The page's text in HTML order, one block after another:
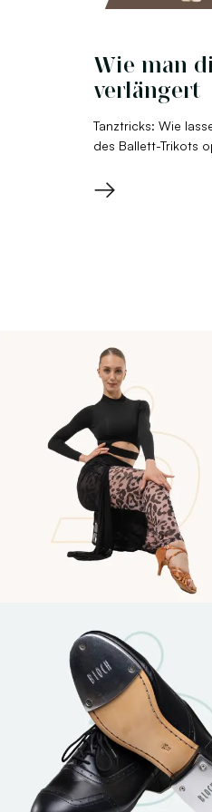
Wie man
verlängert
Tanztricks: Wie
des Ballett-Trikots
→